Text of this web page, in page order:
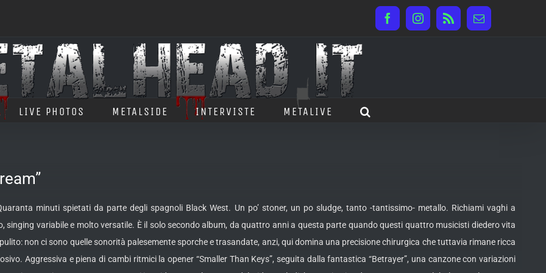
FacebookInstagram
Rss Email
LIVE PHOTOS METALSIDE INTERVISTE METALIVE
minuti spietati da parte degli spagnoli Black West. Un po’ stoner, un po sludge, tanto -tantissimo- metallo. Richiami vaghi a
singing variabile e molto versatile. È il solo secondo album, da quattro anni a questa parte quando questi quattro musicisti diedero vita
non ci sono quelle sonorità palesemente sporche e trasandate, anzi, qui domina una precisione chirurgica che tuttavia rimane ricca
Aggressiva e piena di cambi ritmici la opener “Smaller Than Keys”, seguita dalla fantastica “Betrayer”, una canzone con variazioni